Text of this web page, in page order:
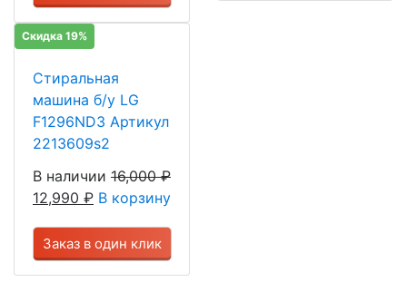
Скидка 19%
Стиральная
машина б/у LG
F1296ND3 Артикул
2213609s2
В наличии 16,000₽
12,990 ₽ В корзину
Заказ в один клик